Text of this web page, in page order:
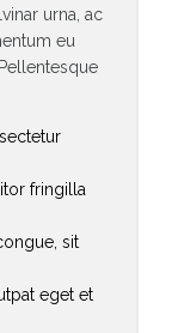
urna, ac
eu
fringilla
sit
eget et